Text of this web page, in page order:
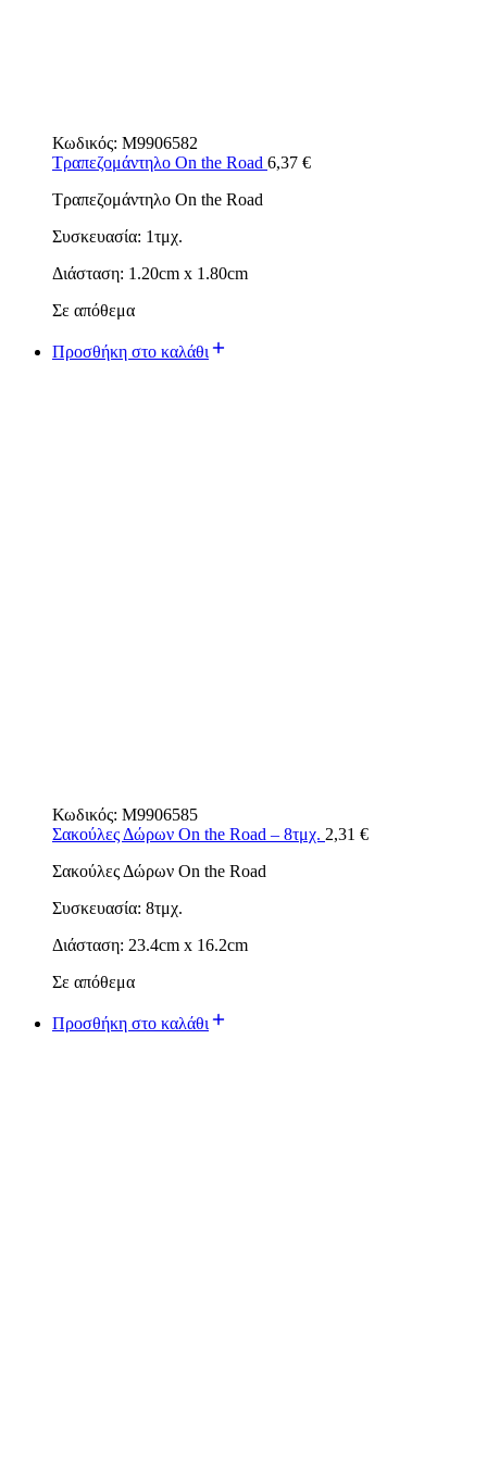
Κωδικός: M9906582
Τραπεζομάντηλο On the Road 6,37 €
Τραπεζομάντηλο On the Road
Συσκευασία: 1τμχ.
Διάσταση: 1.20cm x 1.80cm
Σε απόθεμα
Προσθήκη στο καλάθι
Κωδικός: M9906585
Σακούλες Δώρων On the Road – 8τμχ. 2,31 €
Σακούλες Δώρων On the Road
Συσκευασία: 8τμχ.
Διάσταση: 23.4cm x 16.2cm
Σε απόθεμα
Προσθήκη στο καλάθι